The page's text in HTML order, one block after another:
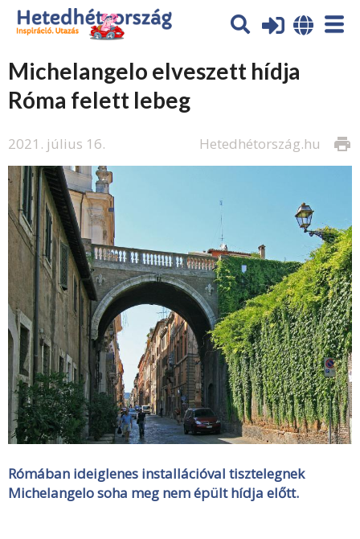
Michelangelo elveszett hídja
Róma felett lebeg
2021. július 16. print
Hetedhétország.hu
Rómában ideiglenes installációval tisztelegnek
Michelangelo soha meg nem épült hídja előtt.